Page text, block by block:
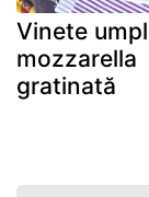
Vinete
mozzarella
gratinată